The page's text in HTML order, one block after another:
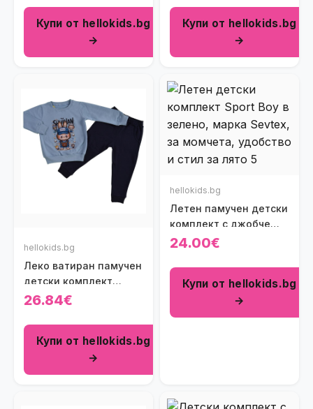
Купи от hellokids.bg
→
Купи от hellokids.bg
→
hellokids.bg
Леко ватиран памучен
детски комплект
Labubu в синьо
26.84€
Купи от hellokids.bg
→
hellokids.bg
Летен памучен детски
комплект с джобче
Sport Boy в зелено
24.00€
Купи от hellokids.bg
→